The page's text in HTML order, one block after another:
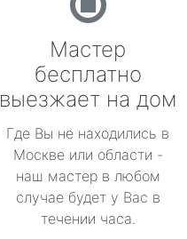
Мастер
бесплатно
выезжает на дом
Где Вы не находились в
Москве или области -
наш мастер в любом
случае будет у Вас в
течении часа.